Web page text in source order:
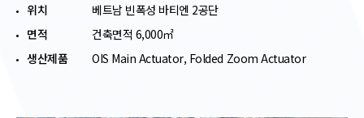
위치
베트남 빈폭성 바티엔 2공단
면적
건축면적 6,000㎡
생산제품
OIS Main Actuator, Folded Zoom Actuator​